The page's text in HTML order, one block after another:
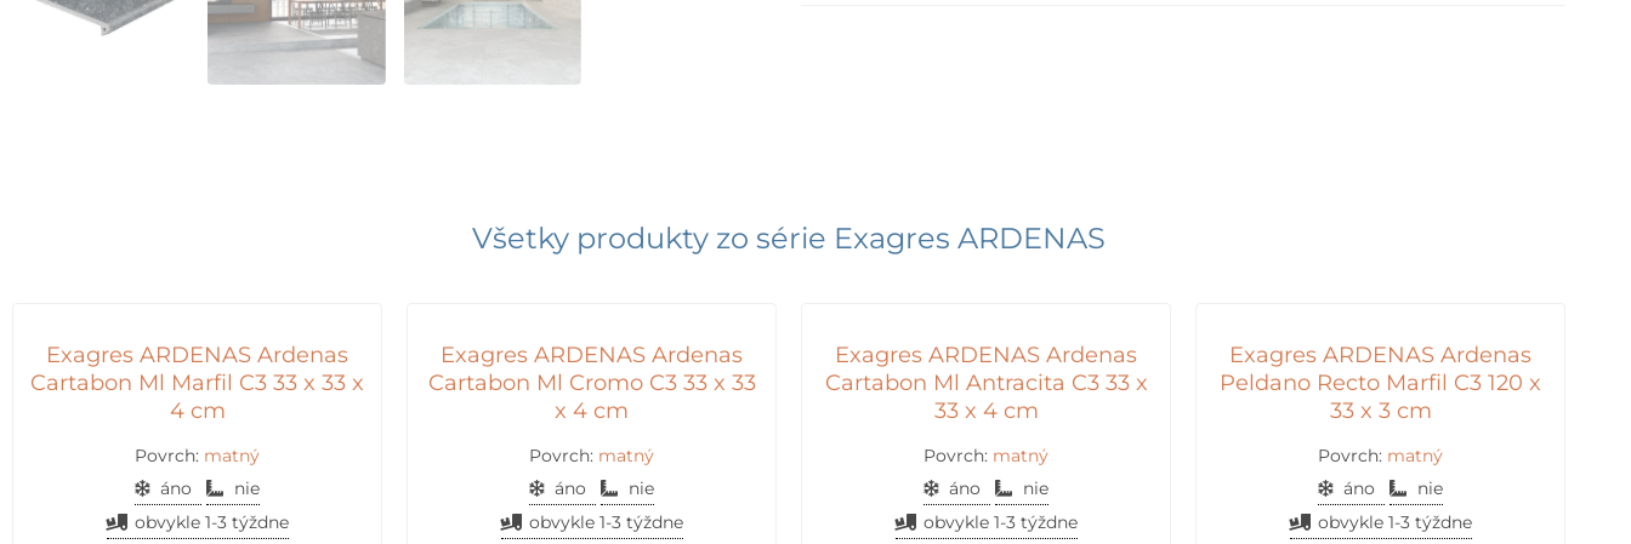
Všetky produkty zo série Exagres ARDENAS
Exagres ARDENAS Ardenas
Cartabon Ml Marfil C3 33 x 33 x
4 cm
Povrch: matný
áno
nie
obvykle 1-3 týždne
Exagres ARDENAS Ardenas
Cartabon Ml Cromo C3 33 x 33
x 4 cm
Povrch: matný
áno
nie
obvykle 1-3 týždne
Exagres ARDENAS Ardenas
Cartabon Ml Antracita C3 33 x
33 x 4 cm
Povrch: matný
áno
nie
obvykle 1-3 týždne
Exagres ARDENAS Ardenas
Peldano Recto Marfil C3 120 x
33 x 3 cm
Povrch: matný
áno
nie
obvykle 1-3 týždne